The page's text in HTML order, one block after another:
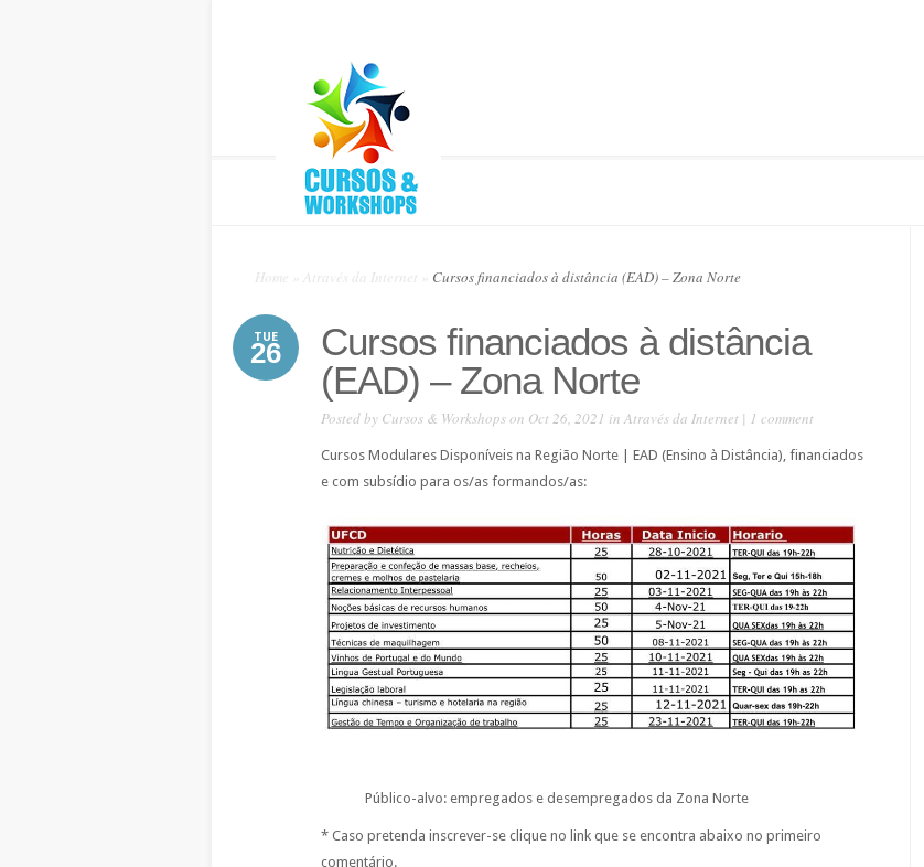
Home Através da Internet Cursos financiados à distância (EAD) – Zona Norte
TUE
26
Cursos financiados à distância
(EAD) – Zona Norte
Posted by Cursos & Workshopson Oct 26, 2021 in Através da Internet | 1 comment
Cursos Modulares Disponíveis na Região Norte | EAD (Ensino à Distância), financiados
e com subsídio para os/as formandos/as:
Público-alvo: empregados e desempregados da Zona Norte
* Caso pretenda inscrever-se clique no link que se encontra abaixo no primeiro
comentário.